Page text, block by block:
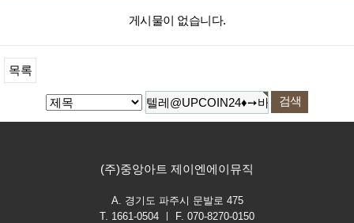
게시물이 없습니다.
목록
(주)중앙아트 제이엔에이뮤직
A. 경기도 파주시 문발로 475
T. 1661-0504 ㅣ F. 070-8270-0150